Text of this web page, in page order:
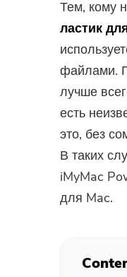
Тем, кому
ластик
файлами.
лучше
есть
это, без
В таких
iMyMac
для Mac.